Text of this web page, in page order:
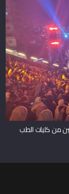
من كليات الطب